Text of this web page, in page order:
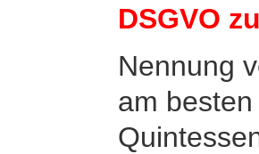
DSGVO
Nennung
am